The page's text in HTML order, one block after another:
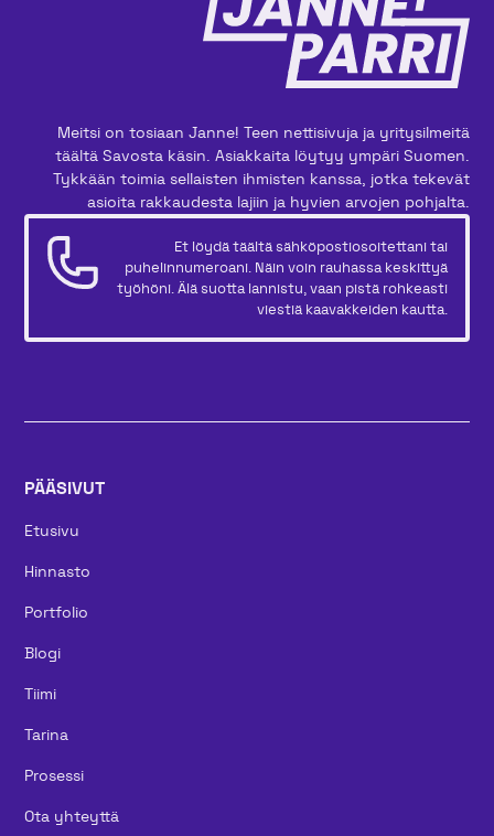
Meitsi on tosiaan Janne! Teen nettisivuja ja yritysilmeitä
täältä Savosta käsin. Asiakkaita löytyy ympäri Suomen.
Tykkään toimia sellaisten ihmisten kanssa, jotka tekevät
asioita rakkaudesta lajiin ja hyvien arvojen pohjalta.
Et löydä täältä sähköpostiosoitettani tai
puhelinnumeroani. Näin voin rauhassa keskittyä
työhöni. Älä suotta lannistu, vaan pistä rohkeasti
viestiä kaavakkeiden kautta.
PÄÄSIVUT
Etusivu
Hinnasto
Portfolio
Blogi
Tiimi
Tarina
Prosessi
Ota yhteyttä